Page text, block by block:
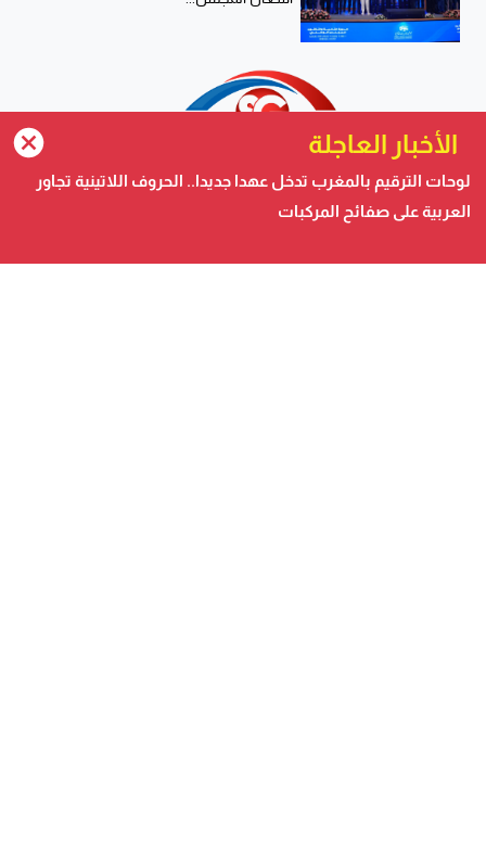
safigoud media
الأخبار العاجلة
لوحات الترقيم بالمغرب تدخل عهدا جديدا.. الحروف اللاتينية تجاور
العربية على صفائح المركبات